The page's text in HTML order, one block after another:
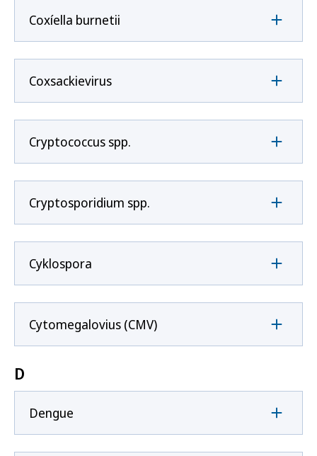
Coxíella burnetii
Coxsackievirus
Cryptococcus spp.
Cryptosporidium spp.
Cyklospora
Cytomegalovius (CMV)
D
Dengue